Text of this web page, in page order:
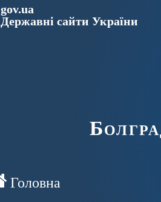
gov.ua
Державні сайти України